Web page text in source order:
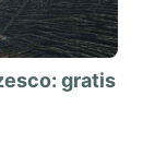
gratis